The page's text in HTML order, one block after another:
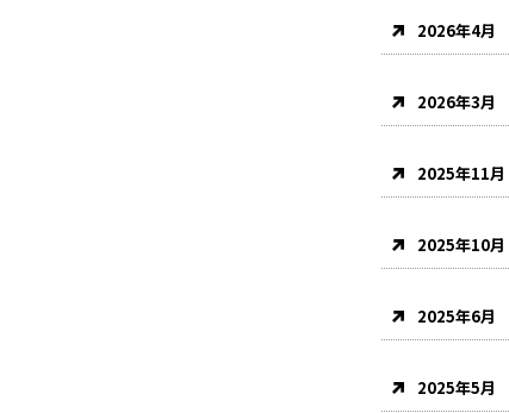
2026年4月
2026年3月
2025年11月
2025年10月
2025年6月
2025年5月